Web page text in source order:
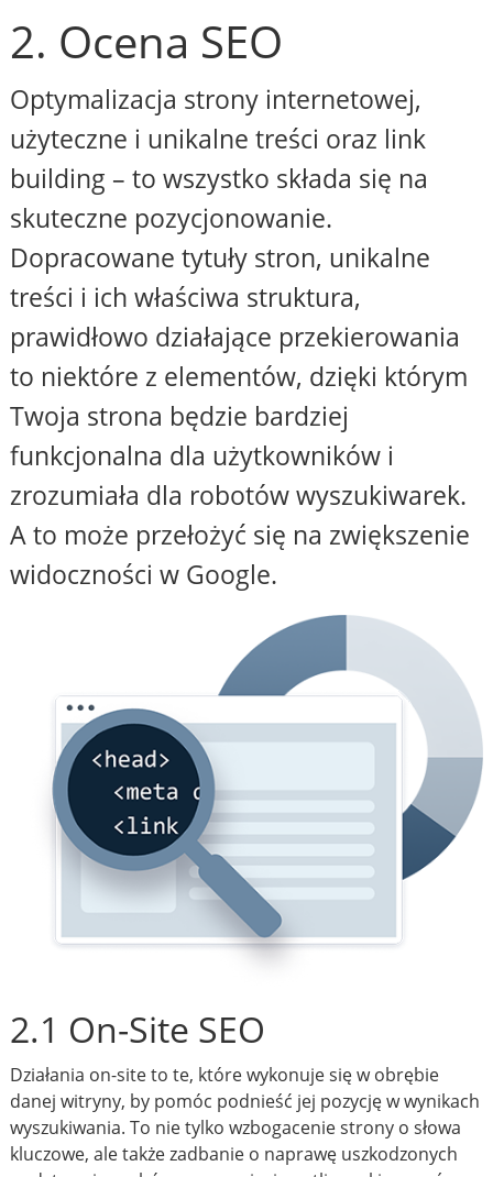
2. Ocena SEO
Optymalizacja strony internetowej,
użyteczne i unikalne treści oraz link
building – to wszystko składa się na
skuteczne pozycjonowanie.
Dopracowane tytuły stron, unikalne
treści i ich właściwa struktura,
prawidłowo działające przekierowania
to niektóre z elementów, dzięki którym
Twoja strona będzie bardziej
funkcjonalna dla użytkowników i
zrozumiała dla robotów wyszukiwarek.
A to może przełożyć się na zwiększenie
widoczności w Google.
2.1 On-Site SEO
Działania on-site to te, które wykonuje się w obrębie
danej witryny, by pomóc podnieść jej pozycję w wynikach
wyszukiwania. To nie tylko wzbogacenie strony o słowa
kluczowe, ale także zadbanie o naprawę uszkodzonych